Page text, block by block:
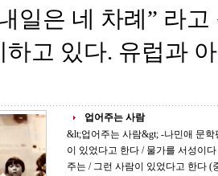
일은 네 차례” 라
과 아시아 인도, 그리고
업어주는 사람
&lt;업어주는 사람&gt; -나민애 문학평론가- 오래전에 냇물을 업어 건네주는 직업
이 있었다고 한다 / 물가를 서성이
주는 / 그런 사람이 있었다고 한다 (중략) 병든 사람을 집에까지 업어다주고 그날